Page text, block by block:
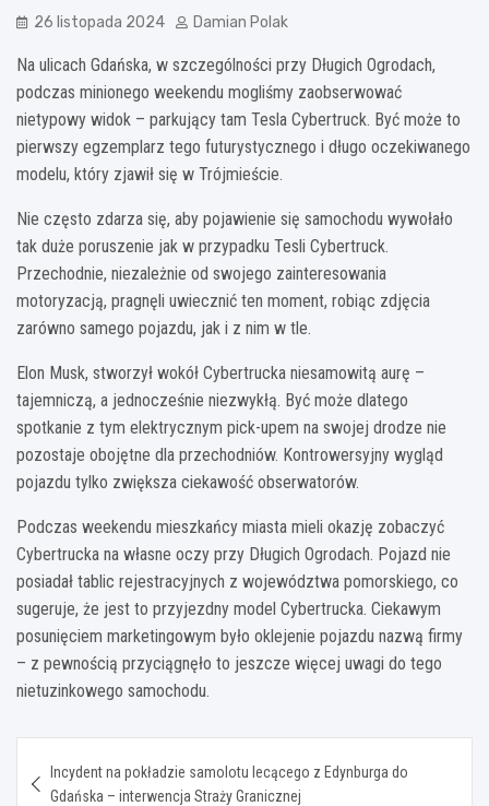
26 listopada 2024 Damian Polak
Na ulicach Gdańska, w szczególności przy Długich Ogrodach,
podczas minionego weekendu mogliśmy zaobserwować
nietypowy widok – parkujący tam Tesla Cybertruck. Być może to
pierwszy egzemplarz tego futurystycznego i długo oczekiwanego
modelu, który zjawił się w Trójmieście.
Nie często zdarza się, aby pojawienie się samochodu wywołało
tak duże poruszenie jak w przypadku Tesli Cybertruck.
Przechodnie, niezależnie od swojego zainteresowania
motoryzacją, pragnęli uwiecznić ten moment, robiąc zdjęcia
zarówno samego pojazdu, jak i z nim w tle.
Elon Musk, stworzył wokół Cybertrucka niesamowitą aurę –
tajemniczą, a jednocześnie niezwykłą. Być może dlatego
spotkanie z tym elektrycznym pick-upem na swojej drodze nie
pozostaje obojętne dla przechodniów. Kontrowersyjny wygląd
pojazdu tylko zwiększa ciekawość obserwatorów.
Podczas weekendu mieszkańcy miasta mieli okazję zobaczyć
Cybertrucka na własne oczy przy Długich Ogrodach. Pojazd nie
posiadał tablic rejestracyjnych z województwa pomorskiego, co
sugeruje, że jest to przyjezdny model Cybertrucka. Ciekawym
posunięciem marketingowym było oklejenie pojazdu nazwą firmy
– z pewnością przyciągnęło to jeszcze więcej uwagi do tego
nietuzinkowego samochodu.
wpisu
Incydent na pokładzie samolotu lecącego z Edynburga do
Gdańska – interwencja Straży Granicznej